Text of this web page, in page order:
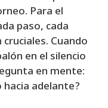
Para el
paso, cada
Cuando
en el silencio
en mente:
adelante?